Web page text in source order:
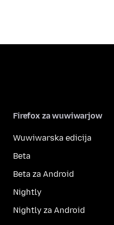
Firefox za wuwiwarjow
Wuwiwarska edicija
Beta
Beta za Android
Nightly
Nightly za Android